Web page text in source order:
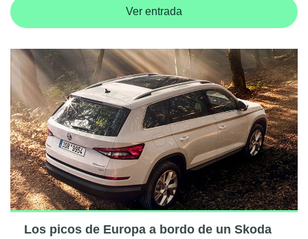
Ver entrada
Los picos de Europa a bordo de un Skoda